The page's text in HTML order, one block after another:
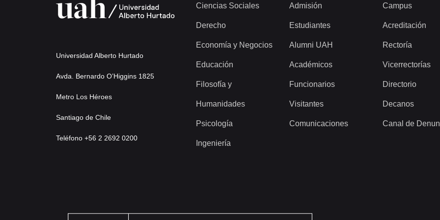
Universidad Alberto Hurtado
Avda. Bernardo O’Higgins 1825
Metro Los Héroes
Santiago de Chile
Teléfono +56 2 2692 0200
Ciencias Sociales
Derecho
Economía y Negocios
Educación
Filosofía y
Humanidades
Psicología
Ingeniería
Admisión
Estudiantes
Alumni UAH
Académicos
Funcionarios
Visitantes
Comunicaciones
Campus
Acreditación
Rectoría
Vicerrectorías
Directorio
Decanos
Canal de